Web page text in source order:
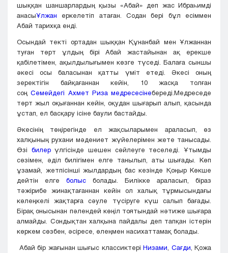
шыққан шаншарлардың қызы «Абай» деп жас Ибраһимді
анасыҰлжан еркелетіп атаған. Содан бері бұл есіммен
Абай тарихқа енді.
Осындай текті ортадан шыққан Құнанбай мен Ұлжаннан
туған төрт ұлдың бірі Абай жастайынан ақ ерекше
қабілетімен, ақылдылығымен көзге түседі. Балаға сыншы
әкесі осы баласынан қатты үміт етеді. Әкесі оның
зеректігін байқағаннан кейін, 10 жасқа толған
соңСемейдегі Ахмет Риза медресесінебереді.Медреседе
төрт жыл оқығаннан кейін, оқудан шығарып алып, қасында
ұстап, ел басқару ісіне баули бастайды.
Әкесінің төңірегінде ел жақсыларымен араласып, өз
халқының рухани мәдениет жүйелерімен жете танысады.
Өзі билерүлгісінде шешен сөйлеуге төселеді. Ұтымды
сөзімен, әділ билігімен елге танылып, аты шығады. Көп
ұзамай, жетпісінші жылдардың бас кезінде Қоңыр Көкше
дейтін елге болыс болады. Билікке араласып, біраз
тәжірибе жинақтағаннан кейін ол халық тұрмысындағы
көлеңкелі жақтарға сәуле түсіруге күш салып бағады.
Бірақ онысынан пәлендей көңіл тоятындай нәтиже шығара
алмайды. Сондықтан халқына пайдалы деп тапқан істерін
көркем сөзбен, әсіресе, өлеңмен насихаттамақ болады.
Абай бір жағынан шығыс классиктері Низами Сағди , Қожа